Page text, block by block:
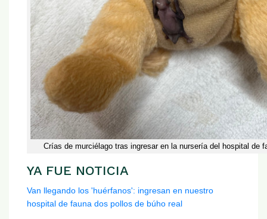
Crías de murciélago tras ingresar en la nursería del hospital de
YA FUE NOTICIA
Van llegando los 'huérfanos': ingresan en nuestro
hospital de fauna dos pollos de búho real